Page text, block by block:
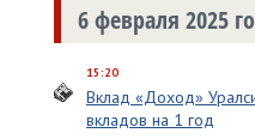
6 февраля 2025
15:20
Вклад «Доход»
вкладов на 1 год